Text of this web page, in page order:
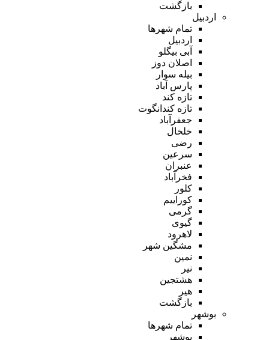
بازگشت
اردبیل
تمام شهر‌ها
اردبیل
آبی بیگلو
اصلان دوز
بیله سوار
پارس آباد
تازه کند
تازه کندانگوت
جعفرآباد
خلخال
رضی
سرعین
عنبران
فخرآباد
کلور
کوراییم
گرمی
گیوی
لاهرود
مشگین شهر
نمین
نیر
هشتجین
هیر
بازگشت
بوشهر
تمام شهر‌ها
بوشهر